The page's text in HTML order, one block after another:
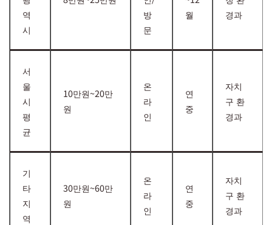
역
시
방
문
월
경과
서
울
시
평
균
10만원~20만
원
온
라
인
연
중
자치
구 환
경과
기
타
지
역
30만원~60만
원
온
라
인
연
중
자치
구 환
경과